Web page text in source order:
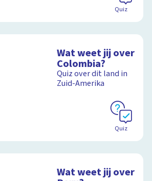
Quiz
Wat weet jij over
Colombia?
Quiz over dit land in
Zuid-Amerika
Quiz
Wat weet jij over